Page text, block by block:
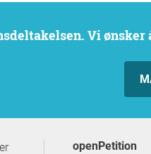
Vi
openPetition